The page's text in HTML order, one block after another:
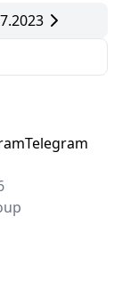
Telegram